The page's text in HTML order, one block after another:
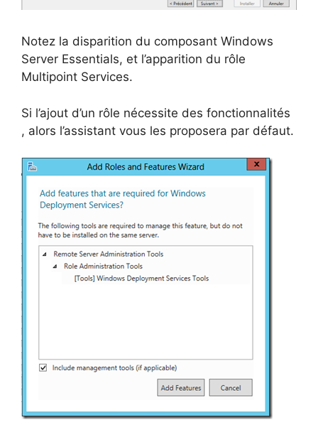
Notez la disparition du composant Windows
Server Essentials, et l’apparition du rôle
Multipoint Services.
Si l’ajout d’un rôle nécessite des fonctionnalités
, alors l’assistant vous les proposera par défaut.